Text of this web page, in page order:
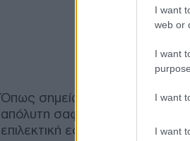
I want
web or
I want
I want
I want
Όπως σημείωσε
απόλυτη σαφήνεια τα κριτήρια
επιλεκτική εφαρμογή του, ενώ